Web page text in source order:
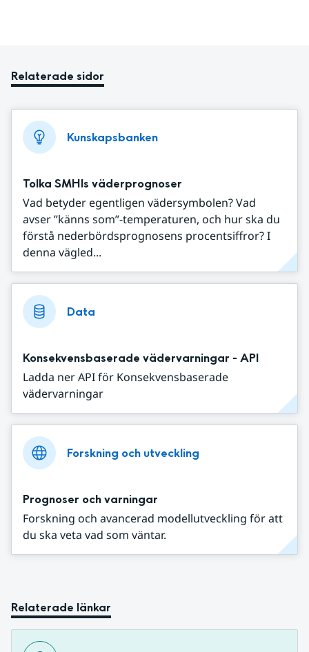
Relaterade sidor
Kunskapsbanken
Tolka SMHIs väderprognoser
Vad betyder egentligen vädersymbolen? Vad
avser ”känns som”-temperaturen, och hur ska du
förstå nederbördsprognosens procentsiffror? I
denna vägled...
Data
Konsekvensbaserade vädervarningar - API
Ladda ner API för Konsekvensbaserade
vädervarningar
Forskning och utveckling
Prognoser och varningar
Forskning och avancerad modellutveckling för att
du ska veta vad som väntar.
Relaterade länkar